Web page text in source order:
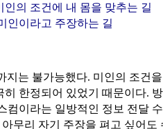
인의 조건에 내 몸을 맞추는 길
인이라고 주장하는 길
지는 불가능했다. 미인의 조건
한정되어 있었기 때문이다.
컴이라는 일방적인 정보 전달
무리 자기 주장을 펴고 싶어도